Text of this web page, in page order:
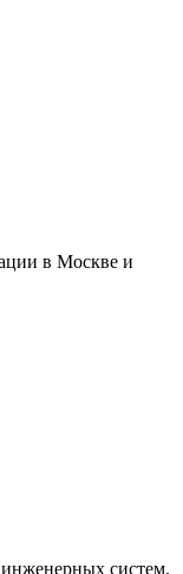
в Москве и
систем.